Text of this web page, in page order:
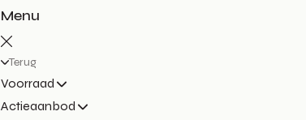
Menu
Terug
Voorraad
Actieaanbod